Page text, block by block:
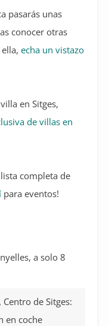
pasarás unas
conocer otras
echa un vistazo
en Sitges,
de villas en
completa de
para eventos!
a solo 8
de Sitges:
en coche